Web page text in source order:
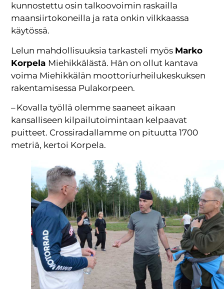
kunnostettu osin talkoovoimin raskailla
maansiirtokoneilla ja rata onkin vilkkaassa
käytössä.
Lelun mahdollisuuksia tarkasteli myös Marko
Korpela Miehikkälästä. Hän on ollut kantava
voima Miehikkälän moottoriurheilukeskuksen
rakentamisessa Pulakorpeen.
– Kovalla työllä olemme saaneet aikaan
kansalliseen kilpailutoimintaan kelpaavat
puitteet. Crossiradallamme on pituutta 1700
metriä, kertoi Korpela.